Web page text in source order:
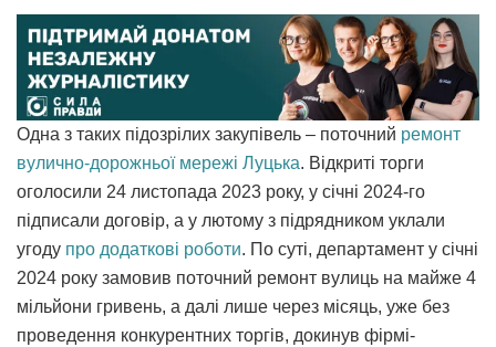
Одна з таких підозрілих закупівель – поточний ремонт
вулично-дорожньої мережі Луцька. Відкриті торги
оголосили 24 листопада 2023 року, у січні 2024-го
підписали договір, а у лютому з підрядником уклали
угоду про додаткові роботи. По суті, департамент у січні
2024 року замовив поточний ремонт вулиць на майже 4
мільйони гривень, а далі лише через місяць, уже без
проведення конкурентних торгів, докинув фірмі-